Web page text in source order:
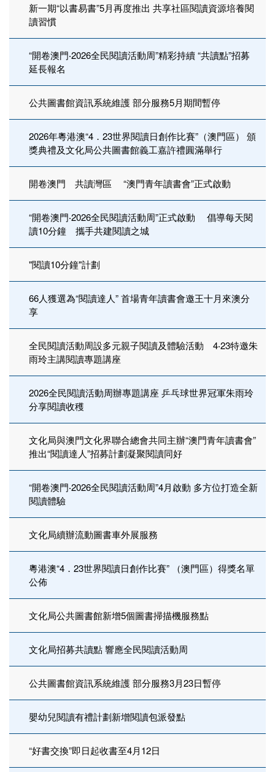
新一期“以書易書”5月再度推出 共享社區閱讀資源培養閱
讀習慣
“開卷澳門‧2026全民閱讀活動周”精彩持續 “共讀點”招募
延長報名
公共圖書館資訊系統維護 部分服務5月期間暫停
2026年粵港澳“4．23世界閱讀日創作比賽”（澳門區） 頒
獎典禮及文化局公共圖書館義工嘉許禮圓滿舉行
開卷澳門 共讀灣區 “澳門青年讀書會”正式啟動
“開卷澳門‧2026全民閱讀活動周”正式啟動 倡導每天閱
讀10分鐘 攜手共建閱讀之城
"閱讀10分鐘"計劃
66人獲選為“閱讀達人” 首場青年讀書會邀王十月來澳分
享
全民閱讀活動周設多元親子閱讀及體驗活動 4‧23特邀朱
雨玲主講閱讀專題講座
2026全民閱讀活動周辦專題講座 乒乓球世界冠軍朱雨玲
分享閱讀收穫
文化局與澳門文化界聯合總會共同主辦“澳門青年讀書會”
推出“閱讀達人”招募計劃凝聚閱讀同好
“開卷澳門‧2026全民閱讀活動周”4月啟動 多方位打造全新
閱讀體驗
文化局續辦流動圖書車外展服務
粵港澳“4．23世界閱讀日創作比賽” （澳門區）得獎名單
公佈
文化局公共圖書館新增5個圖書掃描機服務點
文化局招募共讀點 響應全民閱讀活動周
公共圖書館資訊系統維護 部分服務3月23日暫停
嬰幼兒閱讀有禮計劃新增閱讀包派發點
“好書交換”即日起收書至4月12日